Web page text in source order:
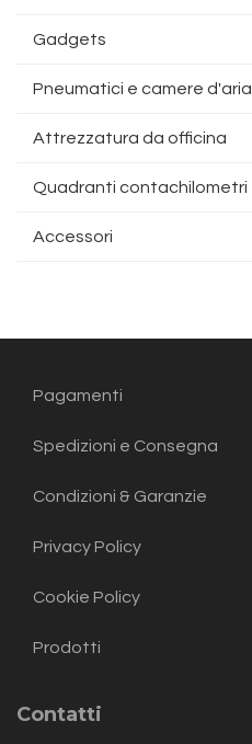
Gadgets
Pneumatici e camere d'aria
Attrezzatura da officina
Quadranti contachilometri
Accessori
Pagamenti
Spedizioni e Consegna
Condizioni & Garanzie
Privacy Policy
Cookie Policy
Prodotti
Contatti